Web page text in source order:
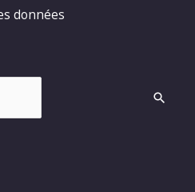
données